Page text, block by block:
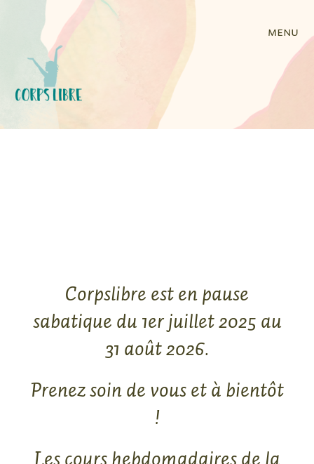
menu
Corpslibre est en pause
sabatique du 1er juillet 2025 au
31 août 2026.
Prenez soin de vous et à bientôt
!